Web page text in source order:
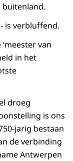
buitenland.
is verbluffend.
van
in het
droeg
is ons
jarig bestaan
de verbinding
Antwerpen